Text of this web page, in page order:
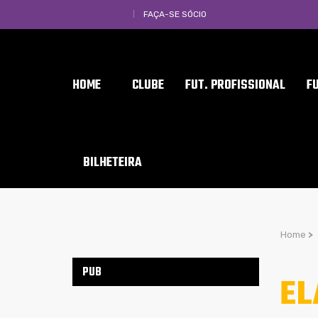
FAÇA-SE SÓCIO
HOME CLUBE FUT. PROFISSIONAL
BILHETEIRA
Home >
PUB